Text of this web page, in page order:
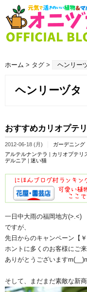
ホーム > タグ > ヘンリー
ヘンリーヅタ
おすすめカリオプテ
2012-06-18 (月)
ガーデニング
アルテルナンテラ | カリオプテリ
デルニア | 迷い猫
一日中大雨の福岡地方(>.<)
ですが、
先日からのキャンペーン【
ホントに多くのお客様にご
ありがとうございます
そして、まだまだ素敵な新